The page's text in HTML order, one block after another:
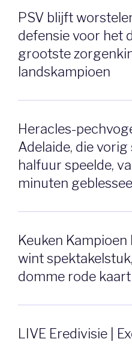
PSV blijft
defensie voor het
grootste
landskampioen
Heracles-
Adelaide, die
halfuur speelde,
minuten
Keuken Kampioen
wint
domme rode
LIVE Eredivisie |